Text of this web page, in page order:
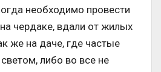
необходимо провести
чердаке, вдали от жилых
же на даче, где частые
либо во все не